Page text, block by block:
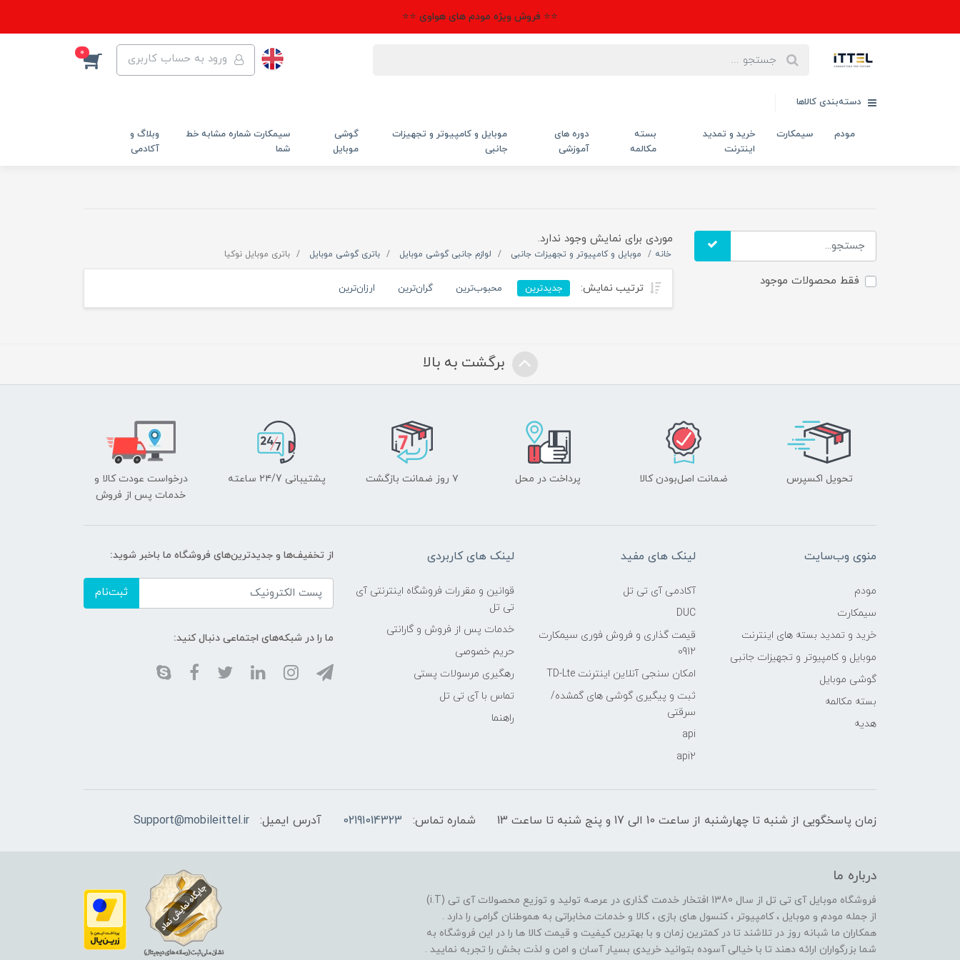
⭐⭐ فروش ویژه مودم های هواوی ⭐⭐
ورود به حساب کاربری 0
دسته‌بندی کالاها
مودم سیمکارت
خرید و تمدید
اینترنت
بسته
مکالمه
دوره های
آموزشی
موبایل و کامپیوتر و تجهیزات
جانبی
گوشی
موبایل
سیمکارت شماره مشابه خط
شما
وبلاگ و
آکادمی
فقط محصولات موجود
موردی برای نمایش وجود ندارد.
خانه موبایل و کامپیوتر و تجهیزات جانبی لوازم جانبی گوشی موبایل باتری گوشی موبایل باتری موبایل نوکیا
ترتیب نمایش: جدیدترین محبوب‌ترین گران‌ترین ارزان‌ترین
برگشت به بالا
تحویل اکسپرس ضمانت اصل‌بودن کالا پرداخت در محل ۷ روز ضمانت بازگشت پشتیبانی ۲۴/7 ساعته
درخواست عودت کالا و
خدمات پس از فروش
منوی وب‌سایت
مودم
سیمکارت
خرید و تمدید بسته های اینترنت
موبایل و کامپیوتر و تجهیزات جانبی
گوشی موبایل
بسته مکالمه
هدیه
لینک های مفید
آکادمی آی تی تل
DUC
قیمت گذاری و فروش فوری سیمکارت
0912
امکان سنجی آنلاین اینترنت TD-Lte
ثبت و پیگیری گوشی های گمشده/
سرقتی
api
api2
لینک های کاربردی
قوانین و مقررات فروشگاه اینترنتی آی
تی تل
خدمات پس از فروش و گارانتی
حریم خصوصی
رهگیری مرسولات پستی
تماس با آی تی تل
راهنما
از تخفیف‌ها و جدیدترین‌های فروشگاه ما باخبر شوید:
ثبت‌نام
ما را در شبکه‌های اجتماعی دنبال کنید:
زمان پاسخگویی از شنبه تا چهارشنبه از ساعت 10 الی 17 و پنج شنبه تا ساعت 13 شماره تماس: 02191014323 آدرس ایمیل: Support@mobileittel.ir
درباره ما
فروشگاه موبایل آی تی تل از سال 1380 افتخار خدمت گذاری در عرصه تولید و توزیع محصولات آی تی (i.T)
از جمله مودم و موبایل ، کامپیوتر ، کنسول های بازی ، کالا و خدمات مخابراتی به هموطنان گرامی را دارد .
همکاران ما شبانه روز در تلاشند تا در کمترین زمان و با بهترین کیفیت و قیمت کالا ها را در این فروشگاه به
شما بزرگواران ارائه دهند تا با خیالی آسوده بتوانید خریدی بسیار آسان و امن و لذت بخش را تجربه نمایید .